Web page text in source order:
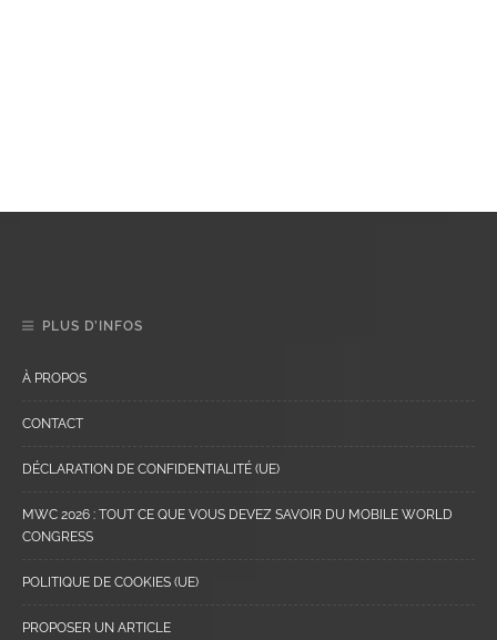
PLUS D’INFOS
À PROPOS
CONTACT
DÉCLARATION DE CONFIDENTIALITÉ (UE)
MWC 2026 : TOUT CE QUE VOUS DEVEZ SAVOIR DU MOBILE WORLD
CONGRESS
POLITIQUE DE COOKIES (UE)
PROPOSER UN ARTICLE